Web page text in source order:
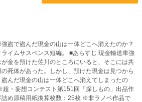
盗で盗んだ現金の山は一体どこへ消えたのか？
スペンス短編。 ■あらすじ 現金輸送車強
金を預けた佐川のところにいると、そこには共
死体があった。しかし、預けた現金は見つから
盗んだ現金の山は一体どこへ消えてしまったの
め原稿用紙換算枚数：25枚 ※非ラノベ作品で